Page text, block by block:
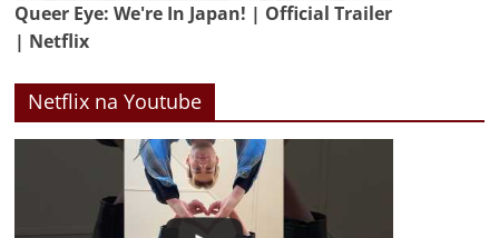
Queer Eye: We're In Japan! | Official Trailer
| Netflix
Netflix na Youtube